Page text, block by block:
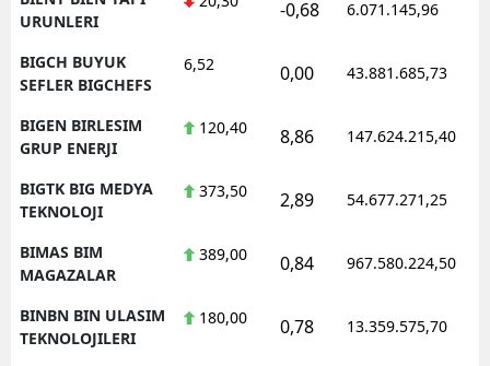
URUNLERI
-0,68 6.071.145,96
BIGCH BUYUK
SEFLER BIGCHEFS
6,52 0,00 43.881.685,73
BIGEN BIRLESIM
GRUP ENERJI
120,40 8,86 147.624.215,40
BIGTK BIG MEDYA
TEKNOLOJI
373,50 2,89 54.677.271,25
BIMAS BIM
MAGAZALAR
389,00 0,84 967.580.224,50
BINBN BIN ULASIM
TEKNOLOJILERI
180,00 0,78 13.359.575,70